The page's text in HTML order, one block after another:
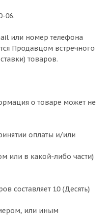
06.
или номер телефона
Продавцом встречного
товаров.
о товаре может не
оплаты и/или
или в какой-либо части)
составляет 10 (Десять)
или иным